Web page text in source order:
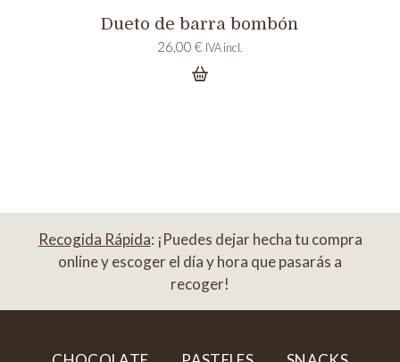
Dueto de barra bombón
26,00 € IVA incl.
Recogida Rápida: ¡Puedes dejar hecha tu compra
online y escoger el día y hora que pasarás a
recoger!